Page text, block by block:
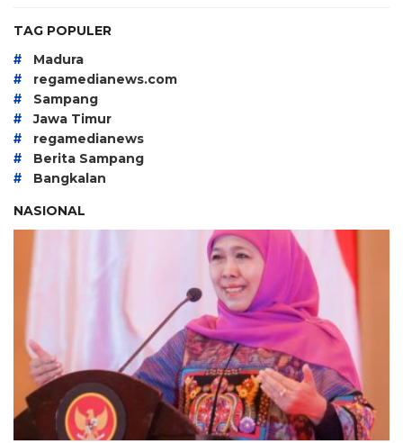
TAG POPULER
# Madura
# regamedianews.com
# Sampang
# Jawa Timur
# regamedianews
# Berita Sampang
#
Bangkalan
NASIONAL